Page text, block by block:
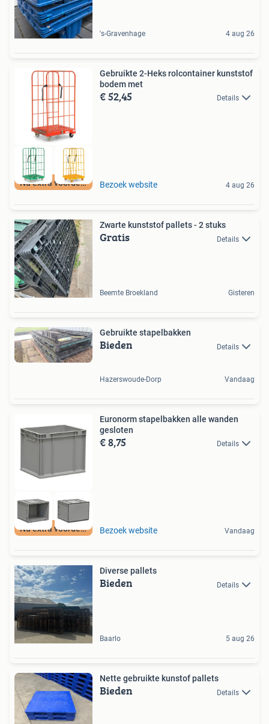
's-Gravenhage 4 aug 26
Nu extra voordeel
Gebruikte 2-Heks rolcontainer kunststof
bodem met
€ 52,45 Details
Bezoek website 4 aug 26
Zwarte kunststof pallets - 2 stuks
Gratis Details
Beemte Broekland Gisteren
Gebruikte stapelbakken
Bieden Details
Hazerswoude-Dorp Vandaag
Nu extra voordeel
Euronorm stapelbakken alle wanden
gesloten
€ 8,75 Details
Bezoek website Vandaag
Diverse pallets
Bieden Details
Baarlo 5 aug 26
Nette gebruikte kunstof pallets
Bieden Details